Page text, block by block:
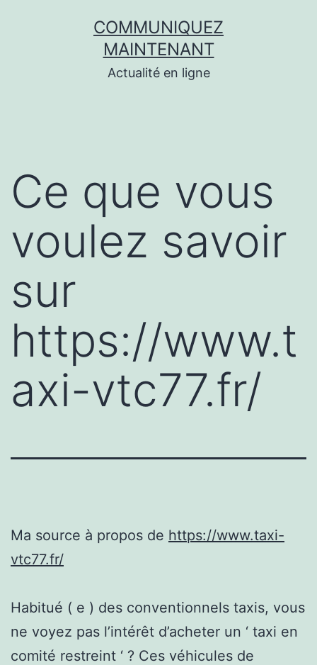
COMMUNIQUEZ
MAINTENANT
Actualité en ligne
Ce que vous
voulez savoir
sur
https://www.t
axi-vtc77.fr/
Ma source à propos de https://www.taxi-
vtc77.fr/
Habitué ( e ) des conventionnels taxis, vous
ne voyez pas l’intérêt d’acheter un ‘ taxi en
comité restreint ‘ ? Ces véhicules de